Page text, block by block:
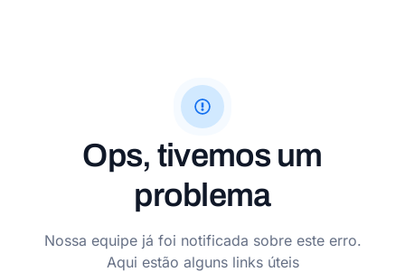
Ops, tivemos um
problema
Nossa equipe já foi notificada sobre este erro.
Aqui estão alguns links úteis